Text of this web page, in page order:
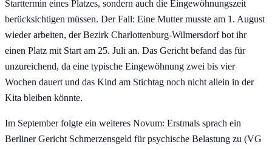
Starttermin eines Platzes, sondern auch die Eingewöhnungszeit
berücksichtigen müssen. Der Fall: Eine Mutter musste am 1. August
wieder arbeiten, der Bezirk Charlottenburg-Wilmersdorf bot ihr
einen Platz mit Start am 25. Juli an. Das Gericht befand das für
unzureichend, da eine typische Eingewöhnung zwei bis vier
Wochen dauert und das Kind am Stichtag noch nicht allein in der
Kita bleiben könnte.
Im September folgte ein weiteres Novum: Erstmals sprach ein
Berliner Gericht Schmerzensgeld für psychische Belastung zu (VG